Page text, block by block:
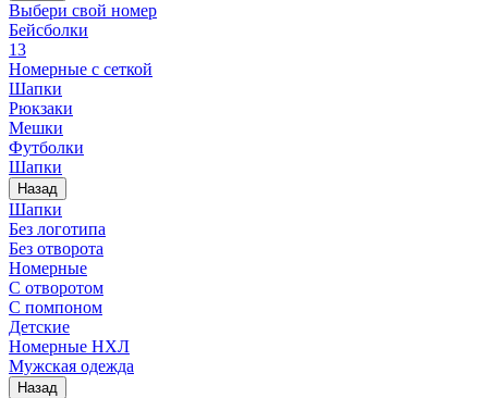
Выбери свой номер
Бейсболки
13
Номерные с сеткой
Шапки
Рюкзаки
Мешки
Футболки
Шапки
Назад
Шапки
Без логотипа
Без отворота
Номерные
С отворотом
С помпоном
Детские
Номерные НХЛ
Мужская одежда
Назад